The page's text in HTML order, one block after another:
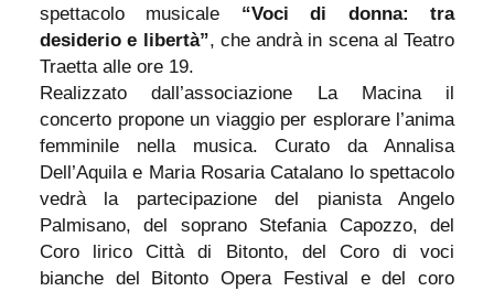
spettacolo musicale “Voci di donna: tra
desiderio e libertà”, che andrà in scena al Teatro
Traetta alle ore 19.
Realizzato dall’associazione La Macina il
concerto propone un viaggio per esplorare l’anima
femminile nella musica. Curato da Annalisa
Dell’Aquila e Maria Rosaria Catalano lo spettacolo
vedrà la partecipazione del pianista Angelo
Palmisano, del soprano Stefania Capozzo, del
Coro lirico Città di Bitonto, del Coro di voci
bianche del Bitonto Opera Festival e del coro